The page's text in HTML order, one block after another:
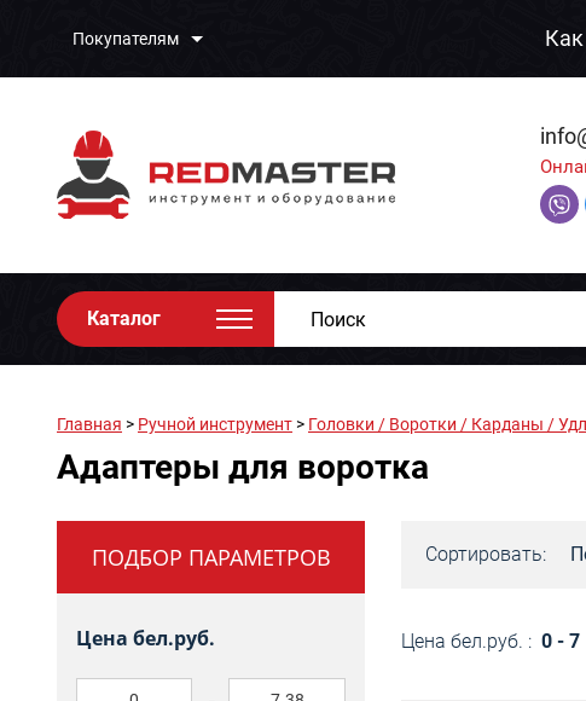
Покупателям Как
Каталог
Главная > Ручной инструмент > Головки / Воротки / Карданы /
Адаптеры для воротка
ПОДБОР ПАРАМЕТРОВ
Цена бел.руб.
Сортировать:
Цена бел.руб. : 0 - 7